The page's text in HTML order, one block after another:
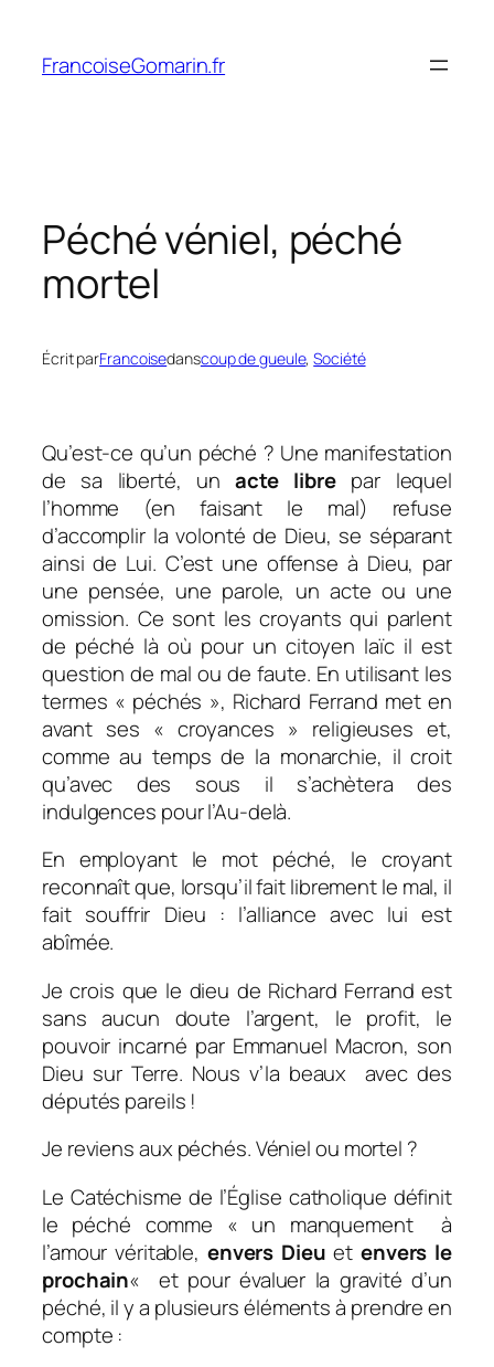
contenu
FrancoiseGomarin.fr
Péché véniel, péché
mortel
Écrit parFrancoisedanscoup de gueule, Société
Qu’est-ce qu’un péché ? Une manifestation
de sa liberté, unacte libre par lequel
l’homme (en faisant le mal) refuse
d’accomplir la volonté de Dieu, se séparant
ainsi de Lui. C’est une offense à Dieu, par
une pensée, une parole, un acte ou une
omission. Ce sont les croyants qui parlent
de péché là où pour un citoyen laïc il est
question de mal ou de faute. En utilisant les
termes « péchés », Richard Ferrand met en
avant ses « croyances » religieuses et,
comme au temps de la monarchie, il croit
qu’avec des sous il s’achètera des
indulgences pour l’Au-delà.
En employant le mot péché, le croyant
reconnaît que, lorsqu’il fait librement le mal, il
fait souffrir Dieu : l’alliance avec lui est
abîmée.
Je crois que le dieu de Richard Ferrand est
sans aucun doute l’argent, le profit, le
pouvoir incarné par Emmanuel Macron, son
Dieu sur Terre. Nous v’la beaux avec des
députés pareils !
Je reviens aux péchés. Véniel ou mortel ?
Le Catéchisme de l’Église catholique définit
le péché comme « un manquement à
l’amour véritable, envers Dieu et envers le
prochain«
et pour évaluer la gravité d’un
péché, il y a plusieurs éléments à prendre en
compte :